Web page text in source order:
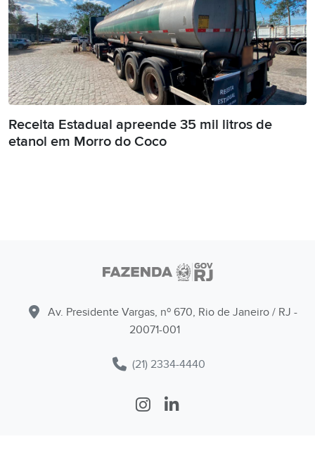
Receita Estadual apreende 35 mil litros de
etanol em Morro do Coco
Av. Presidente Vargas, nº 670, Rio de Janeiro / RJ -
20071-001
(21) 2334-4440